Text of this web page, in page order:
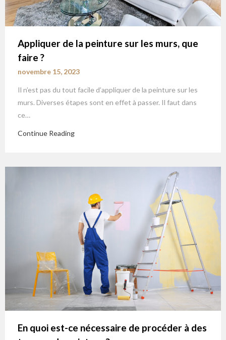
Appliquer de la peinture sur les murs, que
faire ?
novembre 15, 2023
Il n’est pas du tout facile d’appliquer de la peinture sur les
murs. Diverses étapes sont en effet à passer. Il faut dans
ce…
Continue Reading
En quoi est-ce nécessaire de procéder à des